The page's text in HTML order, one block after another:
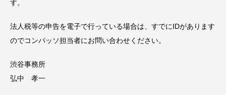
す。
法人税等の申告を電子で行っている場合は、すでにIDがあります
のでコンパッソ担当者にお問い合わせください。
渋谷事務所
弘中 孝一